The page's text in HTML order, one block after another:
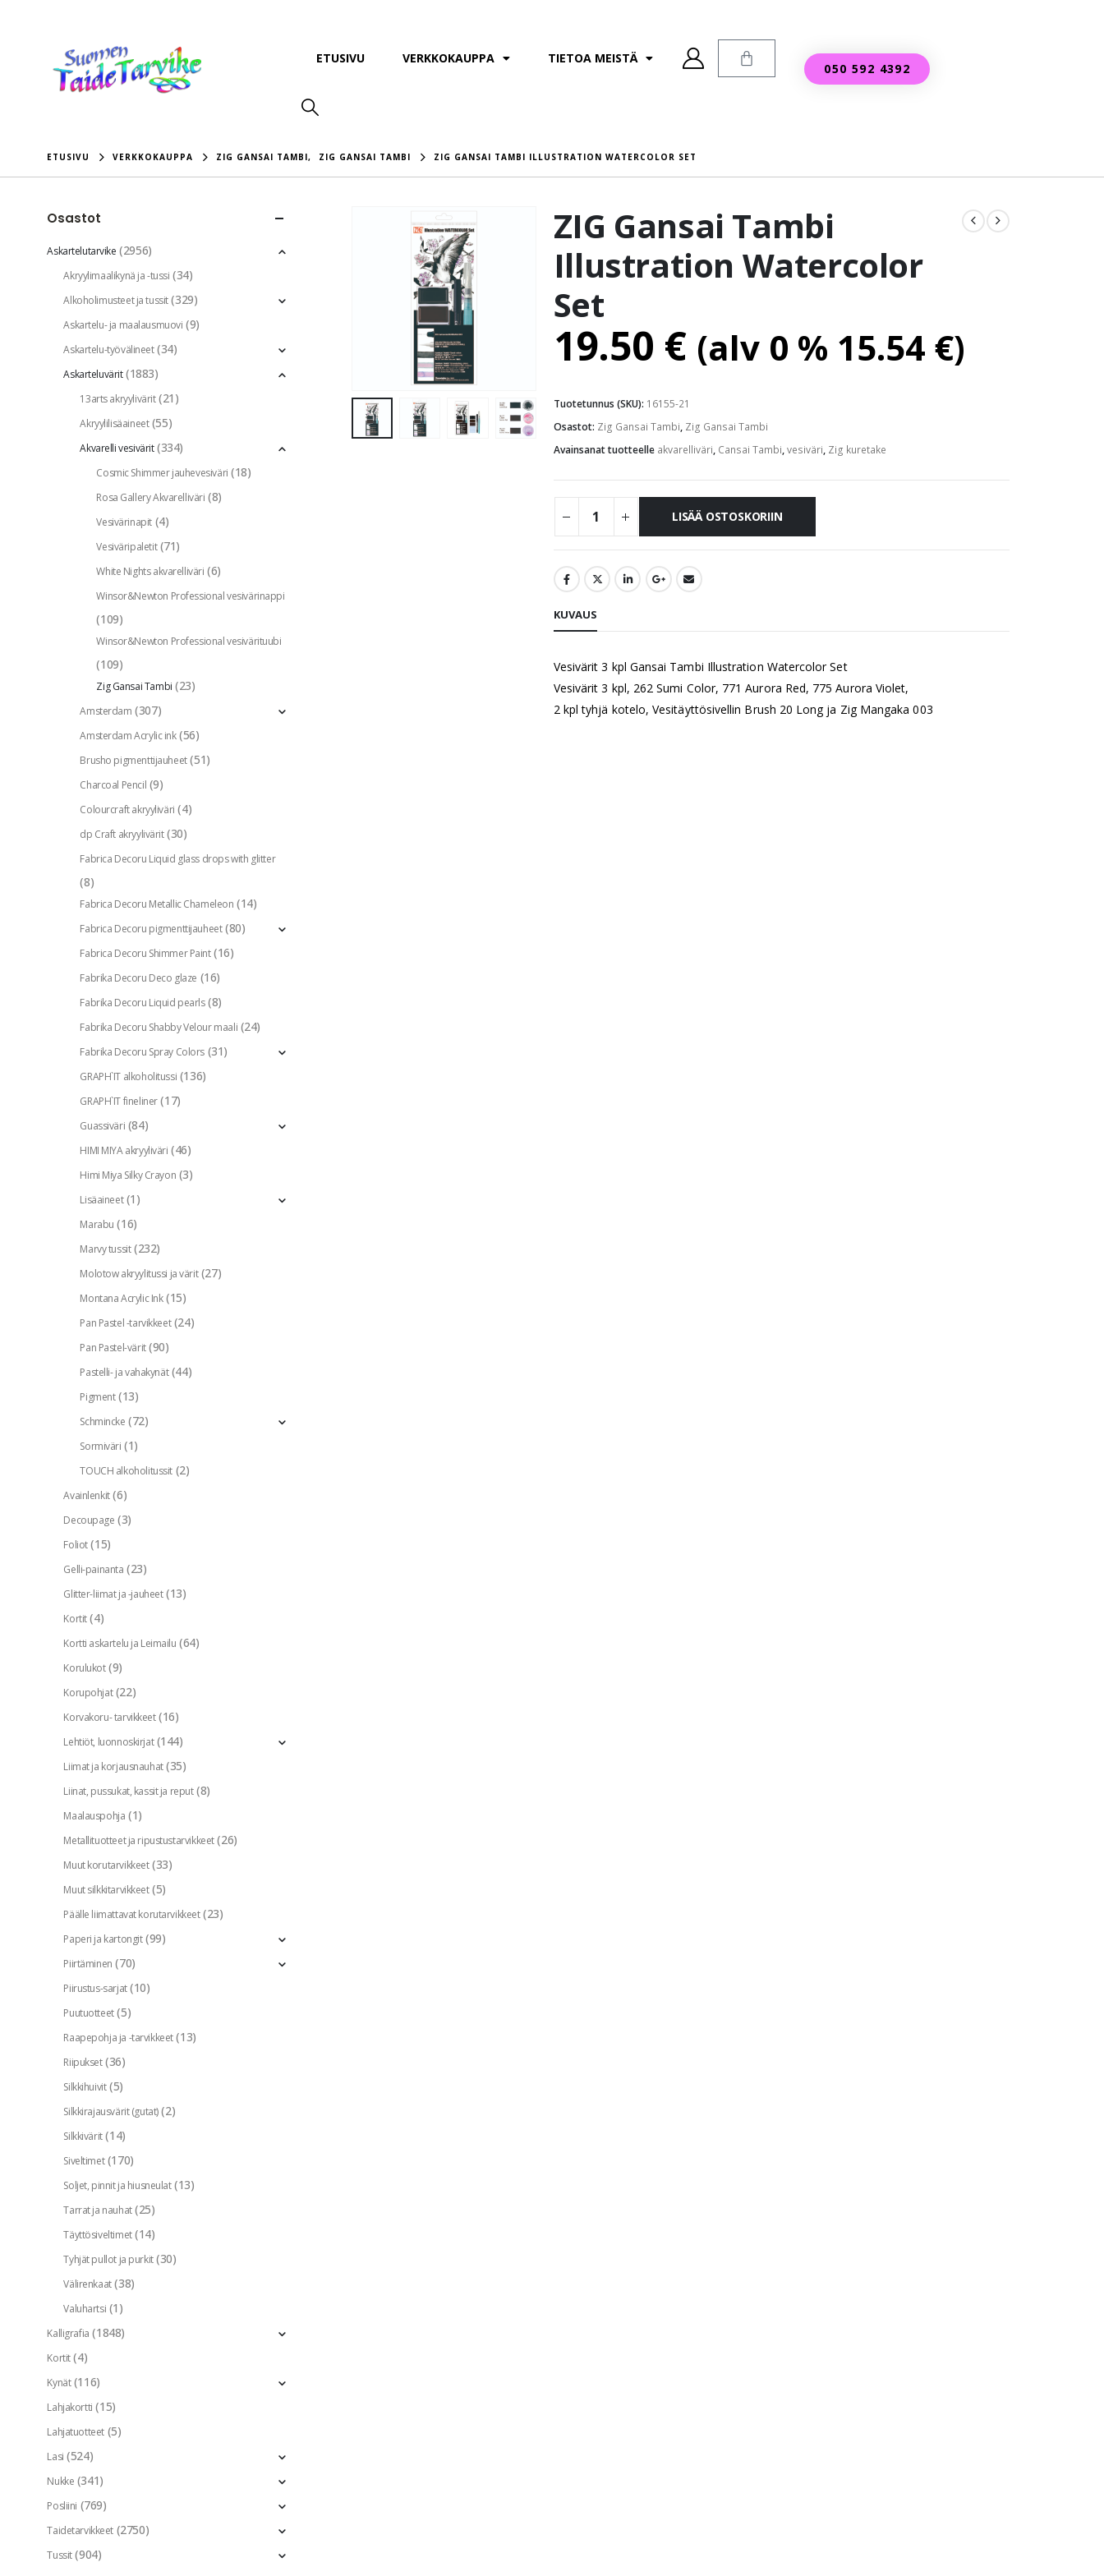
ETUSIVU VERKKOKAUPPA TIETOA MEISTÄ
050 592 4392
ETUSIVU VERKKOKAUPPA ZIG GANSAI TAMBI, ZIG GANSAI TAMBI ZIG GANSAI TAMBI ILLUSTRATION WATERCOLOR SET
ZIG Gansai Tambi
Illustration Watercolor
Set
19.50 € (alv 0 % 15.54 €)
Tuotetunnus (SKU): 16155-21
Osastot: Zig Gansai Tambi, Zig Gansai Tambi
Avainsanat tuotteelle akvarelliväri, Cansai Tambi,vesiväri, Zig kuretake
LISÄÄ OSTOSKORIIN
KUVAUS
Vesivärit 3 kpl Gansai Tambi Illustration Watercolor Set
Vesivärit 3 kpl, 262 Sumi Color, 771 Aurora Red, 775 Aurora Violet,
2 kpl tyhjä kotelo, Vesitäyttösivellin Brush 20 Long ja Zig Mangaka 003
Osastot
Askartelutarvike (2956)
Akryylimaalikynä ja -tussi (34)
Alkoholimusteet ja tussit (329)
Askartelu- ja maalausmuovi (9)
Askartelu-työvälineet (34)
Askarteluvärit (1883)
13arts akryylivärit (21)
Akryylilisäaineet (55)
Akvarelli vesivärit (334)
Cosmic Shimmer jauhevesiväri (18)
Rosa Gallery Akvarelliväri (8)
Vesivärinapit (4)
Vesiväripaletit (71)
White Nights akvarelliväri (6)
Winsor&Newton Professional vesivärinappi
(109)
Winsor&Newton Professional vesivärituubi
(109)
Zig Gansai Tambi (23)
Amsterdam (307)
Amsterdam Acrylic ink (56)
Brusho pigmenttijauheet (51)
Charcoal Pencil (9)
Colourcraft akryyliväri (4)
dp Craft akryylivärit (30)
Fabrica Decoru Liquid glass drops with glitter
(8)
Fabrica Decoru Metallic Chameleon (14)
Fabrica Decoru pigmenttijauheet (80)
Fabrica Decoru Shimmer Paint (16)
Fabrika Decoru Deco glaze (16)
Fabrika Decoru Liquid pearls (8)
Fabrika Decoru Shabby Velour maali (24)
Fabrika Decoru Spray Colors (31)
GRAPH`IT alkoholitussi (136)
GRAPH`IT fineliner (17)
Guassiväri (84)
HIMI MIYA akryyliväri (46)
Himi Miya Silky Crayon (3)
Lisäaineet (1)
Marabu (16)
Marvy tussit (232)
Molotow akryylitussi ja värit (27)
Montana Acrylic Ink (15)
Pan Pastel -tarvikkeet (24)
Pan Pastel-värit (90)
Pastelli- ja vahakynät (44)
Pigment (13)
Schmincke (72)
Sormiväri (1)
TOUCH alkoholitussit (2)
Avainlenkit (6)
Decoupage (3)
Foliot (15)
Gelli-painanta (23)
Glitter-liimat ja -jauheet (13)
Kortit (4)
Kortti askartelu ja Leimailu (64)
Korulukot (9)
Korupohjat (22)
Korvakoru- tarvikkeet (16)
Lehtiöt, luonnoskirjat (144)
Liimat ja korjausnauhat (35)
Liinat, pussukat, kassit ja reput (8)
Maalauspohja (1)
Metallituotteet ja ripustustarvikkeet (26)
Muut korutarvikkeet (33)
Muut silkkitarvikkeet (5)
Päälle liimattavat korutarvikkeet (23)
Paperi ja kartongit (99)
Piirtäminen (70)
Piirustus-sarjat (10)
Puutuotteet (5)
Raapepohja ja -tarvikkeet (13)
Riipukset (36)
Silkkihuivit (5)
Silkkirajausvärit (gutat) (2)
Silkkivärit (14)
Siveltimet (170)
Soljet, pinnit ja hiusneulat (13)
Tarrat ja nauhat (25)
Täyttösiveltimet (14)
Tyhjät pullot ja purkit (30)
Välirenkaat (38)
Valuhartsi (1)
Kalligrafia (1848)
Kortit (4)
Kynät (116)
Lahjakortti (15)
Lahjatuotteet (5)
Lasi (524)
Nukke (341)
Posliini (769)
Taidetarvikkeet (2750)
Tussit (904)